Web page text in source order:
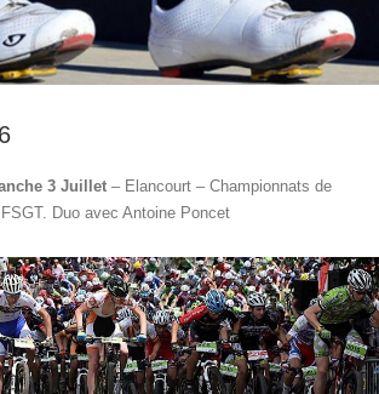
3 Juillet – Elancourt – Championnats de
Duo avec Antoine Poncet